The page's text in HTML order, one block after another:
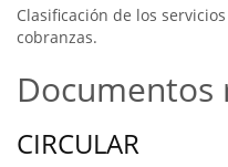
Clasificación de los
cobranzas.
Documentos
CIRCULAR